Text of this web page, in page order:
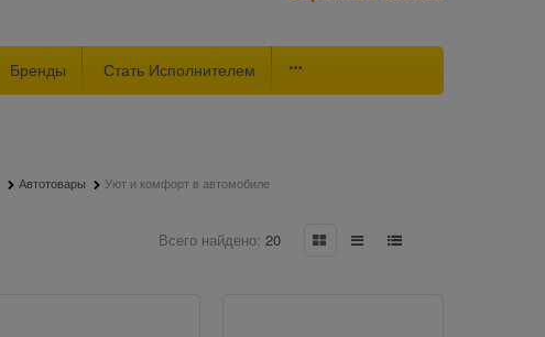
Бренды Стать Исполнителем
Автотовары Уют и комфорт в автомобиле
Всего найдено: 20